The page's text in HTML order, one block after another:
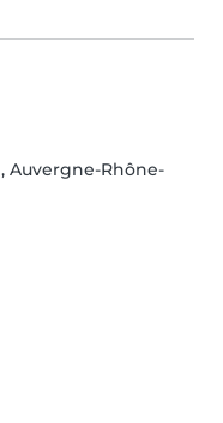
Auvergne-Rhône-